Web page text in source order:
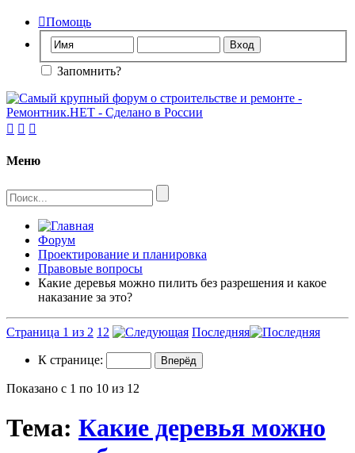
Помощь
Запомнить?
  
Меню
Форум
Проектирование и планировка
Правовые вопросы
Какие деревья можно пилить без разрешения и какое
наказание за это?
Страница 1 из 2 1 2 Последняя
К странице:
Показано с 1 по 10 из 12
Тема: Какие деревья можно